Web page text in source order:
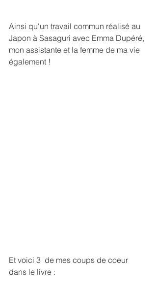
Ainsi qu'un travail commun réalisé au
Japon à Sasaguri avec Emma Dupéré,
mon assistante et la femme de ma vie
également !
Et voici 3  de mes coups de coeur
dans le livre :